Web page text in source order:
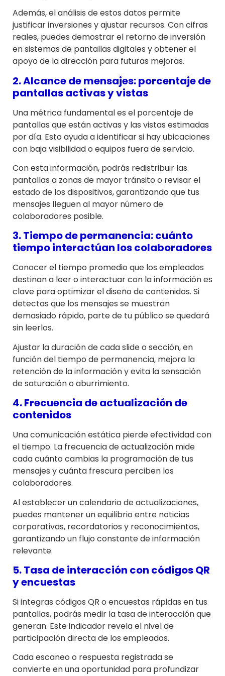
Además, el análisis de estos datos permite
justificar inversiones y ajustar recursos. Con cifras
reales, puedes demostrar el retorno de inversión
en sistemas de pantallas digitales y obtener el
apoyo de la dirección para futuras mejoras.
2. Alcance de mensajes: porcentaje de
pantallas activas y vistas
Una métrica fundamental es el porcentaje de
pantallas que están activas y las vistas estimadas
por día. Esto ayuda a identificar si hay ubicaciones
con baja visibilidad o equipos fuera de servicio.
Con esta información, podrás redistribuir las
pantallas a zonas de mayor tránsito o revisar el
estado de los dispositivos, garantizando que tus
mensajes lleguen al mayor número de
colaboradores posible.
3. Tiempo de permanencia: cuánto
tiempo interactúan los colaboradores
Conocer el tiempo promedio que los empleados
destinan a leer o interactuar con la información es
clave para optimizar el diseño de contenidos. Si
detectas que los mensajes se muestran
demasiado rápido, parte de tu público se quedará
sin leerlos.
Ajustar la duración de cada slide o sección, en
función del tiempo de permanencia, mejora la
retención de la información y evita la sensación
de saturación o aburrimiento.
4. Frecuencia de actualización de
contenidos
Una comunicación estática pierde efectividad con
el tiempo. La frecuencia de actualización mide
cada cuánto cambias la programación de tus
mensajes y cuánta frescura perciben los
colaboradores.
Al establecer un calendario de actualizaciones,
puedes mantener un equilibrio entre noticias
corporativas, recordatorios y reconocimientos,
garantizando un flujo constante de información
relevante.
5. Tasa de interacción con códigos QR
y encuestas
Si integras códigos QR o encuestas rápidas en tus
pantallas, podrás medir la tasa de interacción que
generan. Este indicador revela el nivel de
participación directa de los empleados.
Cada escaneo o respuesta registrada se
convierte en una oportunidad para profundizar